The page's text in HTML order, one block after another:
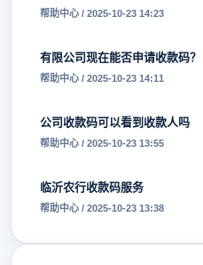
帮助中心 / 2025-10-23 14:23
有限公司现在能否申请收款码？
帮助中心 / 2025-10-23 14:11
公司收款码可以看到收款人吗
帮助中心 / 2025-10-23 13:55
临沂农行收款码服务
帮助中心 / 2025-10-23 13:38